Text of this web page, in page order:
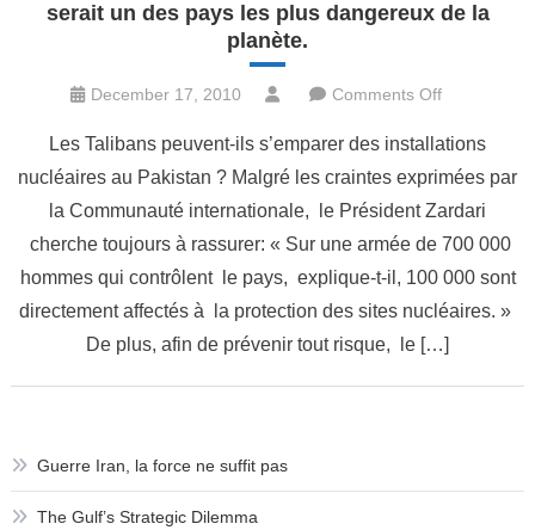
serait un des pays les plus dangereux de la
planète.
December 17, 2010 Comments Offon
les
mémos
secrets
américains,
le
Pakistan
un
des
Les Talibans peuvent-ils s’emparer des installations
nucléaires au Pakistan ? Malgré les craintes exprimées par
la Communauté internationale, le Président Zardari
cherche toujours à rassurer: « Sur une armée de 700 000
hommes qui contrôlent le pays, explique-t-il, 100 000 sont
directement affectés à la protection des sites nucléaires. »
De plus, afin de prévenir tout risque, le […]
Guerre Iran, la force ne suffit pas
The Gulf’s Strategic Dilemma